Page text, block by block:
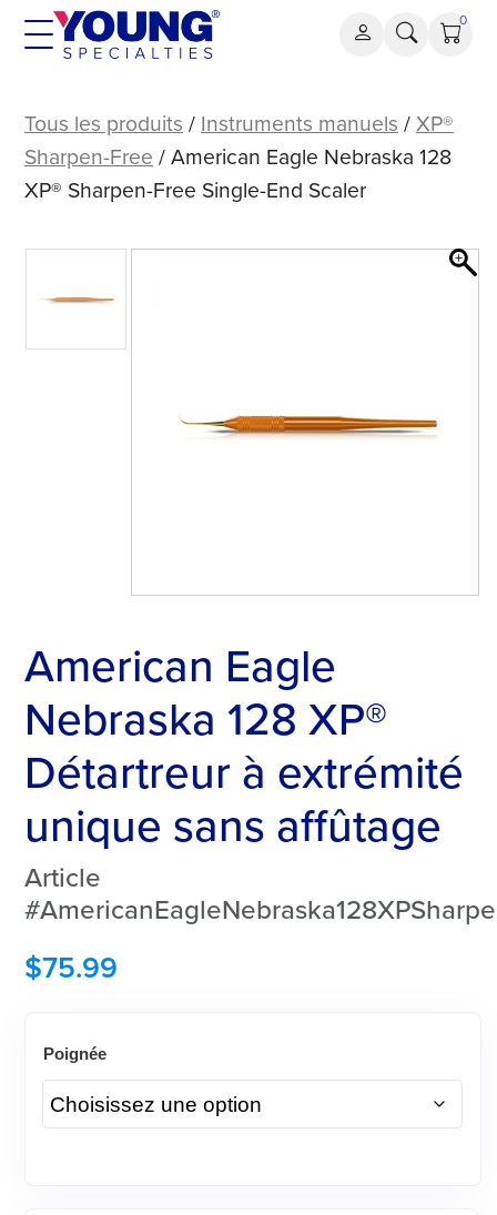
Aller
0
Eagle
Nebraska
128
Détartreur
unique
Tous les produits / Instruments manuels /XP®
Sharpen-Free / American Eagle Nebraska 128
XP® Sharpen-Free Single-End Scaler
American Eagle
Nebraska 128 XP®
Détartreur à extrémité
unique sans affûtage
Article
$75.99
Poignée